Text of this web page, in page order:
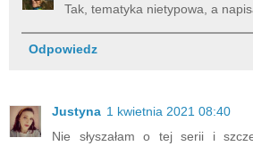
Tak, tematyka nietypowa, a
Odpowiedz
Justyna 1 kwietnia 2021 08:40
Nie słyszałam o tej serii i